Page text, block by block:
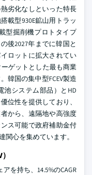
劣化なしといった特長
載型930E鉱山用トラッ
型掘削機プロトタイプ
後2027年までに韓国と
ロットに拡大されてい
ーゲットとした最も商業
韓国の集中型FCEV製造
池システム部品）とHD
位性を提供しており、
から、遠隔地や高強度
ス可能で政府補助金付
関心を集めています。
を持ち、14.5%のCAGR